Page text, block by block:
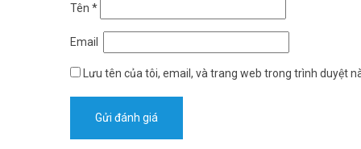
Tên *
Email
Lưu tên của tôi, email, và trang web trong trình duyệt